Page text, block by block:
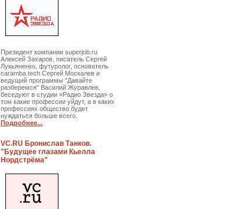
Президент компании superjob.ru
Алексей Захаров, писатель Сергей
Лукьяненко, футуролог, основатель
caramba.tech Сергей Москалев и
ведущий программы "Давайте
разберемся" Василий Журавлев,
беседуют в студии «Радио Звезда» о
том какие профессии уйдут, а в каких
профессиях общество будет
нуждаться больше всего.
Подробнее...
VC.RU Бронислав Танков.
"Будущее глазами Кьелла
Нордстрёма"